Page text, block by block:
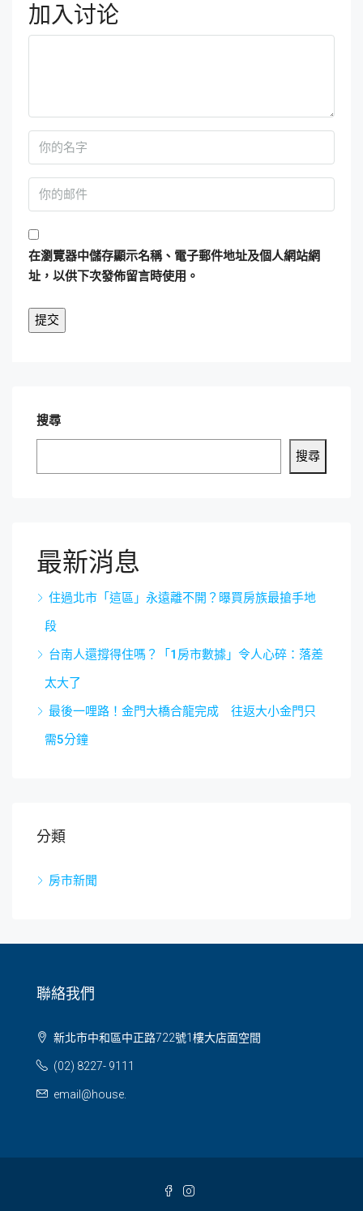
加入讨论
在瀏覽器中儲存顯示名稱、電子郵件地址及個人網站網
址，以供下次發佈留言時使用。
搜尋
搜尋
最新消息
住過北市「這區」永遠離不開？曝買房族最搶手地
段
台南人還撐得住嗎？「1房市數據」令人心碎：落差
太大了
最後一哩路！金門大橋合龍完成 往返大小金門只
需5分鐘
分類
房市新聞
聯絡我們
新北市中和區中正路722號1樓大店面空間
(02) 8227- 9111
email@house.